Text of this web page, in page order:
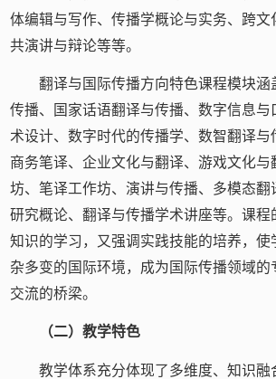
体编辑与写作、传播学概论与实务、跨文
共演讲与辩论等等。
翻译与国际传播方向特色课程模块涵
传播、国家话语翻译与传播、数字信息与
术设计、数字时代的传播学、数智翻译与
商务笔译、企业文化与翻译、游戏文化与
坊、笔译工作坊、演讲与传播、多模态翻
研究概论、翻译与传播学术讲座等。课程
知识的学习，又强调实践技能的培养，使
杂多变的国际环境，成为国际传播领域的
交流的桥梁。
（二）教学特色
教学体系充分体现了多维度、知识融